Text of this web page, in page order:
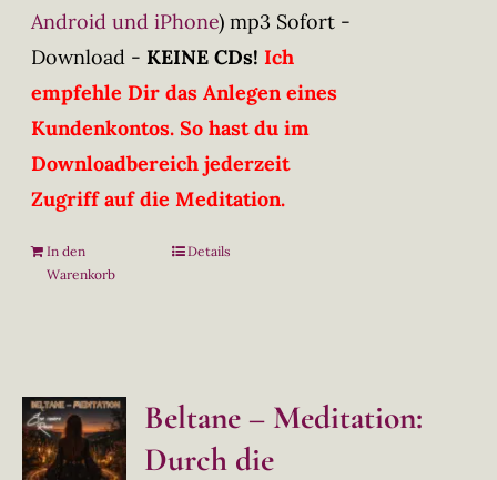
Android und iPhone) mp3 Sofort -
Download - KEINE CDs! Ich
empfehle Dir das Anlegen eines
Kundenkontos. So hast du im
Downloadbereich jederzeit
Zugriff auf die Meditation.
In den
Warenkorb
Details
Beltane – Meditation:
Durch die